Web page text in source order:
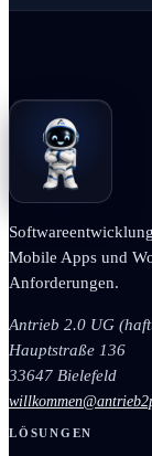
Mobile Apps und
Anforderungen.
Antrieb 2.0 UG
Hauptstraße 136
33647 Bielefeld
LÖSUNGEN